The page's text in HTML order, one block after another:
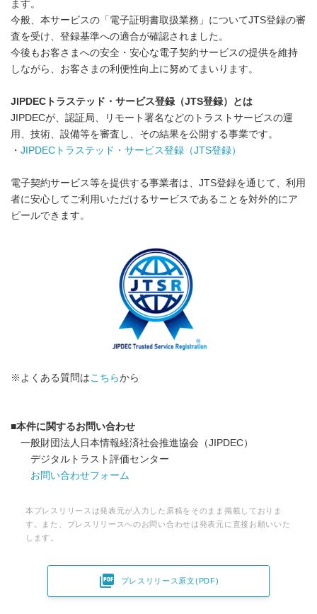
ます。
今般、本サービスの「電子証明書取扱業務」についてJTS登録の審
査を受け、登録基準への適合が確認されました。
今後もお客さまへの安全・安心な電子契約サービスの提供を維持
しながら、お客さまの利便性向上に努めてまいります。
JIPDECトラステッド・サービス登録（JTS登録）とは
JIPDECが、認証局、リモート署名などのトラストサービスの運
用、技術、設備等を審査し、その結果を公開する事業です。
・ JIPDEC トラステッド・サービス登録（JTS登録）
電子契約サービス等を提供する事業者は、JTS登録を通じて、利用
者に安心してご利用いただけるサービスであることを対外的にア
ピールできます。
※よくある質問はこちらから
■本件に関するお問い合わせ
⼀般財団法⼈⽇本情報経済社会推進協会（JIPDEC）
デジタルトラスト評価センター
お問い合わせフォーム
本プレスリリースは発表元が入力した原稿をそのまま掲載しておりま
す。また、プレスリリースへのお問い合わせは発表元に直接お願いいた
します。
 プレスリリース原文(PDF)